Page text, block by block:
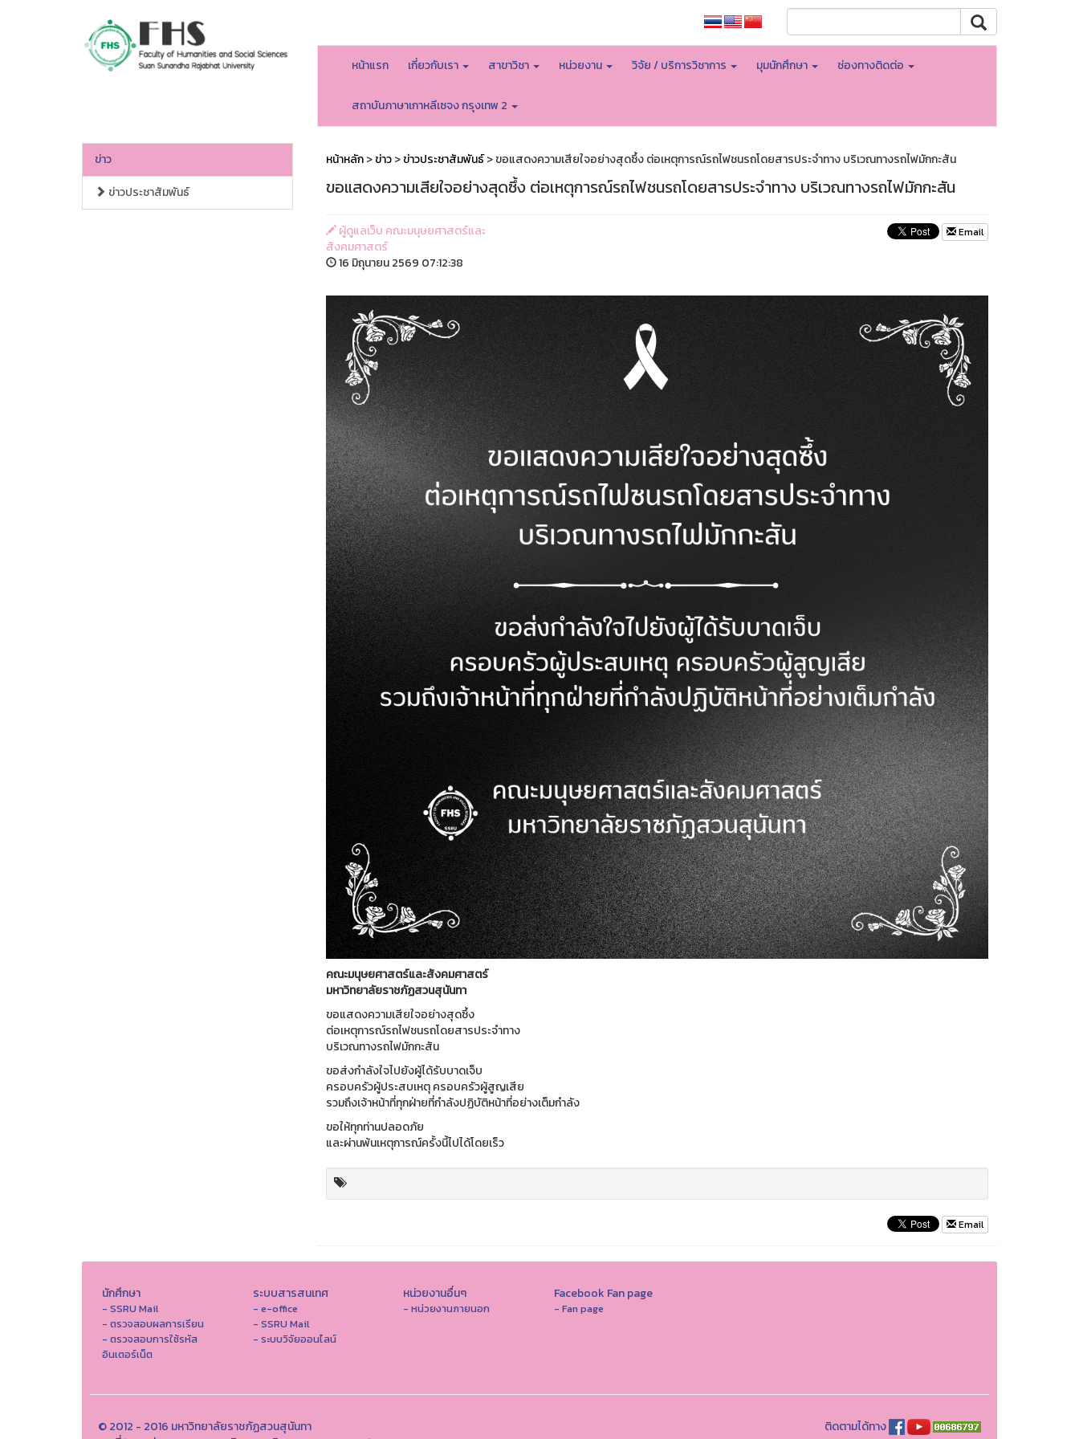
หน้าแรก เกี่ยวกับเรา สาขาวิชา หน่วยงาน วิจัย / บริการวิชาการ มุมนักศึกษา ช่องทางติดต่อ
สถาบันภาษาเกาหลีเซจง กรุงเทพ 2
ข่าว
ข่าวประชาสัมพันธ์
หน้าหลัก>ข่าว>ข่าวประชาสัมพันธ์> ขอแสดงความเสียใจอย่างสุดซึ้ง ต่อเหตุการณ์รถไฟชนรถโดยสารประจำทาง บริเวณทางรถไฟมักกะสัน
ขอแสดงความเสียใจอย่างสุดซึ้ง ต่อเหตุการณ์รถไฟชนรถโดยสารประจำทาง บริเวณทางรถไฟมักกะสัน
ผู้ดูแลเว็บ คณะมนุษยศาสตร์และ
สังคมศาสตร์
16 มิถุนายน 2569 07:12:38
Email
คณะมนุษยศาสตร์และสังคมศาสตร์
มหาวิทยาลัยราชภัฏสวนสุนันทา
ขอแสดงความเสียใจอย่างสุดซึ้ง
ต่อเหตุการณ์รถไฟชนรถโดยสารประจำทาง
บริเวณทางรถไฟมักกะสัน
ขอส่งกำลังใจไปยังผู้ได้รับบาดเจ็บ
ครอบครัวผู้ประสบเหตุ ครอบครัวผู้สูญเสีย
รวมถึงเจ้าหน้าที่ทุกฝ่ายที่กำลังปฏิบัติหน้าที่อย่างเต็มกำลัง
ขอให้ทุกท่านปลอดภัย
และผ่านพ้นเหตุการณ์ครั้งนี้ไปได้โดยเร็ว
Email
นักศึกษา
- SSRU Mail
- ตรวจสอบผลการเรียน
- ตรวจสอบการใช้รหัส
อินเตอร์เน็ต
ระบบสารสนเทศ
- e-office
- SSRU Mail
- ระบบวิจัยออนไลน์
หน่วยงานอื่นๆ
- หน่วยงานภายนอก
Facebook Fan page
- Fan page
© 2012 - 2016 มหาวิทยาลัยราชภัฏสวนสุนันทา
ติดตามได้ทาง